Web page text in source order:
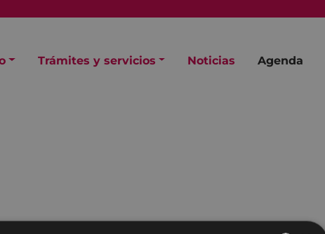
Trámites y servicios Noticias Agenda